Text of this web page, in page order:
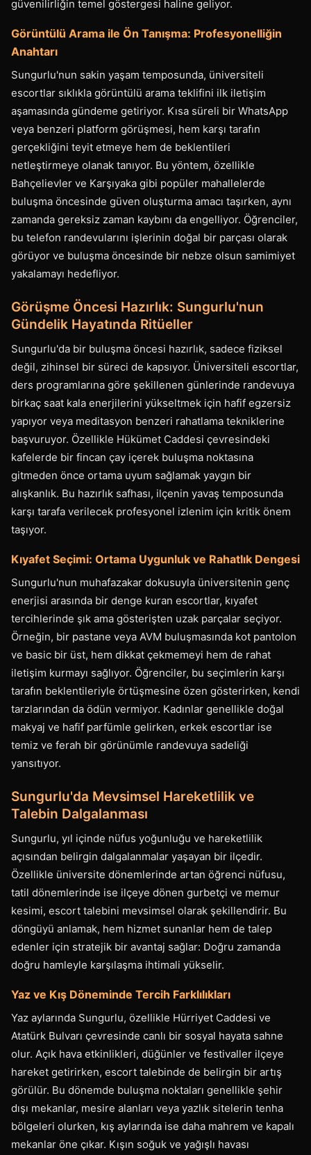
güvenilirliğin temel göstergesi haline geliyor.
Görüntülü Arama ile Ön Tanışma: Profesyonelliğin
Anahtarı
Sungurlu'nun sakin yaşam temposunda, üniversiteli
escortlar sıklıkla görüntülü arama teklifini ilk iletişim
aşamasında gündeme getiriyor. Kısa süreli bir WhatsApp
veya benzeri platform görüşmesi, hem karşı tarafın
gerçekliğini teyit etmeye hem de beklentileri
netleştirmeye olanak tanıyor. Bu yöntem, özellikle
Bahçelievler ve Karşıyaka gibi popüler mahallelerde
buluşma öncesinde güven oluşturma amacı taşırken, aynı
zamanda gereksiz zaman kaybını da engelliyor. Öğrenciler,
bu telefon randevularını işlerinin doğal bir parçası olarak
görüyor ve buluşma öncesinde bir nebze olsun samimiyet
yakalamayı hedefliyor.
Görüşme Öncesi Hazırlık: Sungurlu'nun
Gündelik Hayatında Ritüeller
Sungurlu'da bir buluşma öncesi hazırlık, sadece fiziksel
değil, zihinsel bir süreci de kapsıyor. Üniversiteli escortlar,
ders programlarına göre şekillenen günlerinde randevuya
birkaç saat kala enerjilerini yükseltmek için hafif egzersiz
yapıyor veya meditasyon benzeri rahatlama tekniklerine
başvuruyor. Özellikle Hükümet Caddesi çevresindeki
kafelerde bir fincan çay içerek buluşma noktasına
gitmeden önce ortama uyum sağlamak yaygın bir
alışkanlık. Bu hazırlık safhası, ilçenin yavaş temposunda
karşı tarafa verilecek profesyonel izlenim için kritik önem
taşıyor.
Kıyafet Seçimi: Ortama Uygunluk ve Rahatlık Dengesi
Sungurlu'nun muhafazakar dokusuyla üniversitenin genç
enerjisi arasında bir denge kuran escortlar, kıyafet
tercihlerinde şık ama gösterişten uzak parçalar seçiyor.
Örneğin, bir pastane veya AVM buluşmasında kot pantolon
ve basic bir üst, hem dikkat çekmemeyi hem de rahat
iletişim kurmayı sağlıyor. Öğrenciler, bu seçimlerin karşı
tarafın beklentileriyle örtüşmesine özen gösterirken, kendi
tarzlarından da ödün vermiyor. Kadınlar genellikle doğal
makyaj ve hafif parfümle gelirken, erkek escortlar ise
temiz ve ferah bir görünümle randevuya sadeliği
yansıtıyor.
Sungurlu'da Mevsimsel Hareketlilik ve
Talebin Dalgalanması
Sungurlu, yıl içinde nüfus yoğunluğu ve hareketlilik
açısından belirgin dalgalanmalar yaşayan bir ilçedir.
Özellikle üniversite dönemlerinde artan öğrenci nüfusu,
tatil dönemlerinde ise ilçeye dönen gurbetçi ve memur
kesimi, escort talebini mevsimsel olarak şekillendirir. Bu
döngüyü anlamak, hem hizmet sunanlar hem de talep
edenler için stratejik bir avantaj sağlar: Doğru zamanda
doğru hamleyle karşılaşma ihtimali yükselir.
Yaz ve Kış Döneminde Tercih Farklılıkları
Yaz aylarında Sungurlu, özellikle Hürriyet Caddesi ve
Atatürk Bulvarı çevresinde canlı bir sosyal hayata sahne
olur. Açık hava etkinlikleri, düğünler ve festivaller ilçeye
hareket getirirken, escort talebinde de belirgin bir artış
görülür. Bu dönemde buluşma noktaları genellikle şehir
dışı mekanlar, mesire alanları veya yazlık sitelerin tenha
bölgeleri olurken, kış aylarında ise daha mahrem ve kapalı
mekanlar öne çıkar. Kışın soğuk ve yağışlı havası